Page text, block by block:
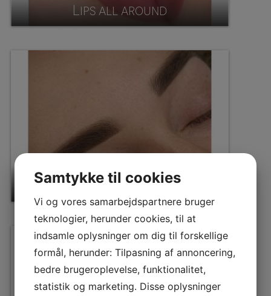
Lips all around
Brows – shading techniques
Samtykke til cookies
Vi og vores samarbejdspartnere bruger
teknologier, herunder cookies, til at
indsamle oplysninger om dig til forskellige
formål, herunder: Tilpasning af annoncering,
bedre brugeroplevelse, funktionalitet,
statistik og marketing. Disse oplysninger